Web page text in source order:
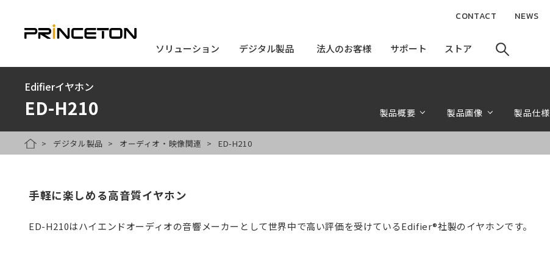
コ
ン
ソリューション
ソリューション デジタル製品
デジタル製品 法人のお客様
法人のお客様 サポート
サポート ストア
ストア
CONTACT NEWS
Edifierイヤホン
ED-H210 製品概要 製品画像 製品仕様
HOMEデジタル製品 オーディオ・映像関連 ED-H210
手軽に楽しめる高音質イヤホン
ED-H210はハイエンドオーディオの音響メーカーとして世界中で高い評価を受けているEdifier®社製のイヤホンです。